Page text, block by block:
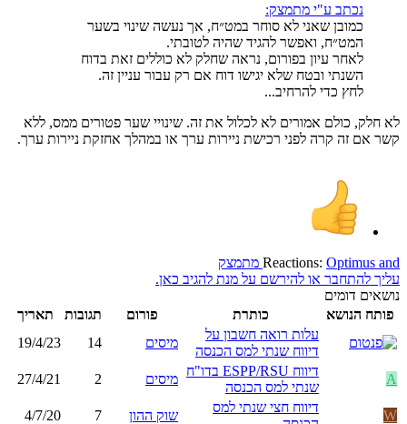
נכתב ע"י מתמצק:
כמובן שאני לא סוחר במט״ח, אך נעשה שינוי בשער
המט״ח, ואפשר להגיד שהיה לטובתי.
לאחר עיון בפורום, נראה שחלק לא כוללים זאת בדוח
השנתי ובטח שלא יגישו דוח אם רק עבור עניין זה.
לחץ כדי להרחיב...
לא חלק, כולם אמורים לא לכלול את זה. שינויי שער פטורים ממס, ללא
קשר אם זה קרה לפני רכישת ניירות ערך או במהלך אחזקת ניירות ערך.
Reactions: Optimus and
מתמצק
עליך להתחבר או להירשם על מנת להגיב כאן.
נושאים דומים
פותח הנושא
כותרת פורום תגובות
תאריך
עלות רואה חשבון על
דיווח שנתי למס הכנסה
מיסים 14
19/4/23
A
דיווח ESPP/RSU בדו"ח
שנתי למס הכנסה
מיסים 2
27/4/21
W
דיווח חצי שנתי למס
שוק ההון 7
4/7/20